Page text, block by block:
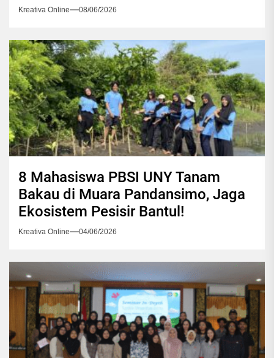
Kreativa Online 08/06/2026
8 Mahasiswa PBSI UNY Tanam
Bakau di Muara Pandansimo, Jaga
Ekosistem Pesisir Bantul!
Kreativa Online 04/06/2026